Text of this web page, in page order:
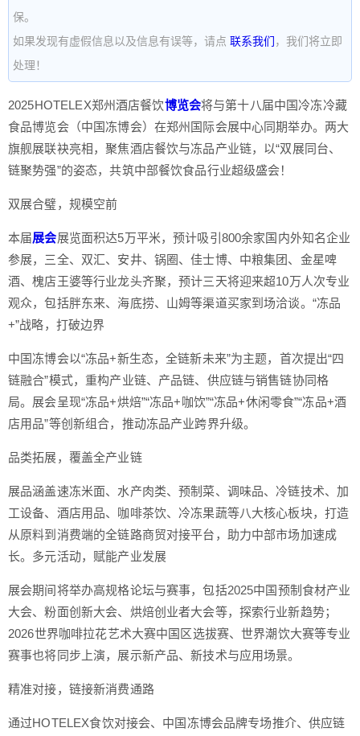
保。
如果发现有虚假信息以及信息有误等，请点 联系我们 ，我们将立即
处理！
2025HOTELEX郑州酒店餐饮博览会将与第十八届中国冷冻冷藏
食品博览会（中国冻博会）在郑州国际会展中心同期举办。两大
旗舰展联袂亮相，聚焦酒店餐饮与冻品产业链，以“双展同台、
链聚势强”的姿态，共筑中部餐饮食品行业超级盛会！
双展合璧，规模空前
本届展会展览面积达5万平米，预计吸引800余家国内外知名企业
参展，三全、双汇、安井、锅圈、佳士博、中粮集团、金星啤
酒、槐店王婆等行业龙头齐聚，预计三天将迎来超10万人次专业
观众，包括胖东来、海底捞、山姆等渠道买家到场洽谈。“冻品
+”战略，打破边界
中国冻博会以“冻品+新生态，全链新未来”为主题，首次提出“四
链融合”模式，重构产业链、产品链、供应链与销售链协同格
局。展会呈现“冻品+烘焙”“冻品+咖饮”“冻品+休闲零食”“冻品+酒
店用品”等创新组合，推动冻品产业跨界升级。
品类拓展，覆盖全产业链
展品涵盖速冻米面、水产肉类、预制菜、调味品、冷链技术、加
工设备、酒店用品、咖啡茶饮、冷冻果蔬等八大核心板块，打造
从原料到消费端的全链路商贸对接平台，助力中部市场加速成
长。多元活动，赋能产业发展
展会期间将举办高规格论坛与赛事，包括2025中国预制食材产业
大会、粉面创新大会、烘焙创业者大会等，探索行业新趋势；
2026世界咖啡拉花艺术大赛中国区选拔赛、世界潮饮大赛等专业
赛事也将同步上演，展示新产品、新技术与应用场景。
精准对接，链接新消费通路
通过HOTELEX食饮对接会、中国冻博会品牌专场推介、供应链